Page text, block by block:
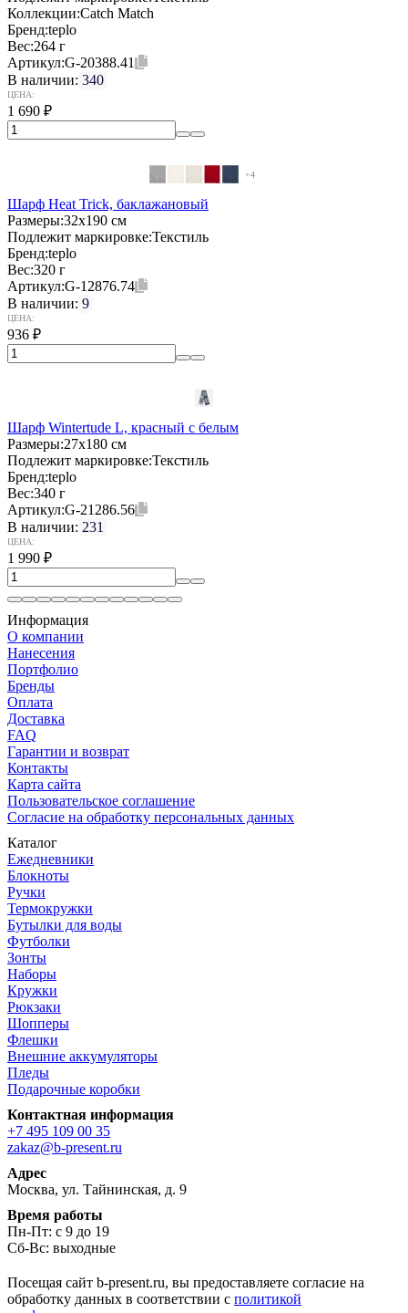
Коллекции:Catch Match
Бренд:teplo
Вес:264 г
Артикул:G-20388.41
В наличии: 340
ЦЕНА:
1 690 ₽
+4
Шарф Heat Trick, баклажановый
Размеры:32х190 см
Подлежит маркировке:Текстиль
Бренд:teplo
Вес:320 г
Артикул:G-12876.74
В наличии: 9
ЦЕНА:
936 ₽
Шарф Wintertude L, красный с белым
Размеры:27х180 см
Подлежит маркировке:Текстиль
Бренд:teplo
Вес:340 г
Артикул:G-21286.56
В наличии: 231
ЦЕНА:
1 990 ₽
Информация
О компании
Нанесения
Портфолио
Бренды
Оплата
Доставка
FAQ
Гарантии и возврат
Контакты
Карта сайта
Пользовательское соглашение
Согласие на обработку персональных данных
Каталог
Ежедневники
Блокноты
Ручки
Термокружки
Бутылки для воды
Футболки
Зонты
Наборы
Кружки
Рюкзаки
Шопперы
Флешки
Внешние аккумуляторы
Пледы
Подарочные коробки
Контактная информация
+7 495 109 00 35
zakaz@b-present.ru
Адрес
Москва, ул. Тайнинская, д. 9
Время работы
Пн-Пт: с 9 до 19
Сб-Вс: выходные
Посещая сайт b-present.ru, вы предоставляете согласие на
обработку данных в соответствии с политикой